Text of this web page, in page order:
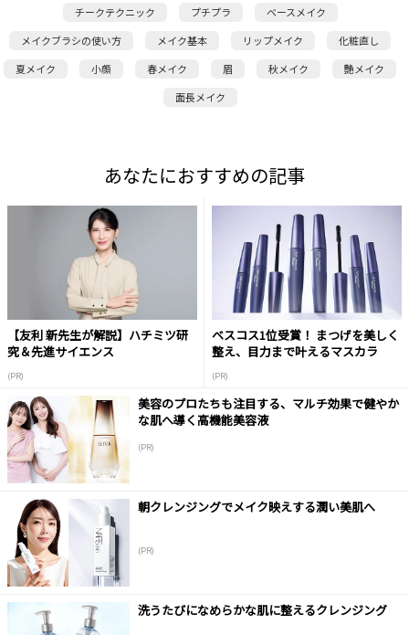
チークテクニック
プチプラ
ベースメイク
メイクブラシの使い方
メイク基本 リップメイク
化粧直し
夏メイク
小顔 春メイク 眉 秋メイク
艶メイク
面長メイク
あなたにおすすめの記事
【友利 新先生が解説】ハチミツ研
究＆先進サイエンス
(PR)
ベスコス1位受賞！ まつげを美しく
整え、目力まで叶えるマスカラ
(PR)
美容のプロたちも注目する、マルチ効果で健やか
な肌へ導く高機能美容液
(PR)
朝クレンジングでメイク映えする潤い美肌へ
(PR)
洗うたびになめらかな肌に整えるクレンジング